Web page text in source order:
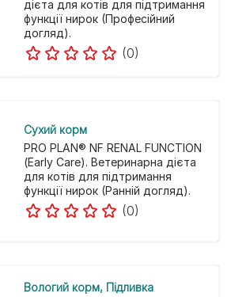
дієта для котів для підтримання
функції нирок (Професійний
догляд).
(0)
Cухий корм
PRO PLAN® NF RENAL FUNCTION
(Early Care). Ветеринарна дієта
для котів для підтримання
функції нирок (Ранній догляд).
(0)
Вологий корм Підливка